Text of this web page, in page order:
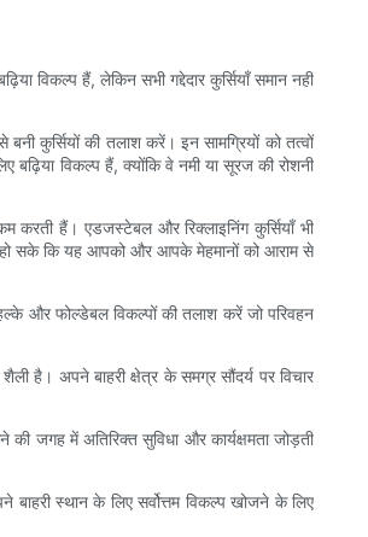
विकल्प हैं, लेकिन सभी गद्देदार कुर्सियाँ समान नहीं
कुर्सियों की तलाश करें। इन सामग्रियों को तत्वों
बढ़िया विकल्प हैं, क्योंकि वे नमी या सूरज की रोशनी
करती हैं। एडजस्टेबल और रिक्लाइनिंग कुर्सियाँ भी
हो सके कि यह आपको और आपके मेहमानों को आराम से
और फोल्डेबल विकल्पों की तलाश करें जो परिवहन
है। अपने बाहरी क्षेत्र के समग्र सौंदर्य पर विचार
जगह में अतिरिक्त सुविधा और कार्यक्षमता जोड़ती
स्थान के लिए सर्वोत्तम विकल्प खोजने के लिए